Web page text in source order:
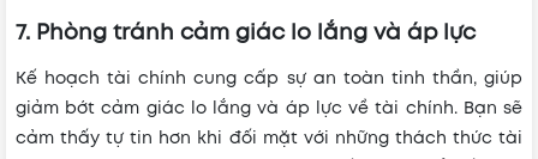
7. Phòng tránh cảm giác lo lắng và áp lực
Kế hoạch tài chính cung cấp sự an toàn tinh thần, giúp
giảm bớt cảm giác lo lắng và áp lực về tài chính. Bạn sẽ
cảm thấy tự tin hơn khi đối mặt với những thách thức tài